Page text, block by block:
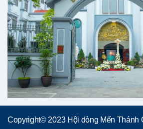
Copyright© 2023 Hội dòng Mến Thánh